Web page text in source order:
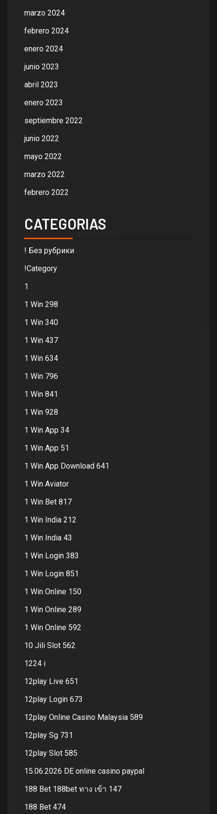
marzo 2024
febrero 2024
enero 2024
junio 2023
abril 2023
enero 2023
septiembre 2022
junio 2022
mayo 2022
marzo 2022
febrero 2022
CATEGORIAS
! Без рубрики
!Category
1
1 Win 298
1 Win 340
1 Win 437
1 Win 634
1 Win 796
1 Win 841
1 Win 928
1 Win App 34
1 Win App 51
1 Win App Download 641
1 Win Aviator
1 Win Bet 817
1 Win India 212
1 Win India 43
1 Win Login 383
1 Win Login 851
1 Win Online 150
1 Win Online 289
1 Win Online 592
10 Jili Slot 562
1224 i
12play Live 651
12play Login 673
12play Online Casino Malaysia 589
12play Sg 731
12play Slot 585
15.06.2026 DE online casino paypal
188 Bet 188bet ทาง เข้า 147
188 Bet 474